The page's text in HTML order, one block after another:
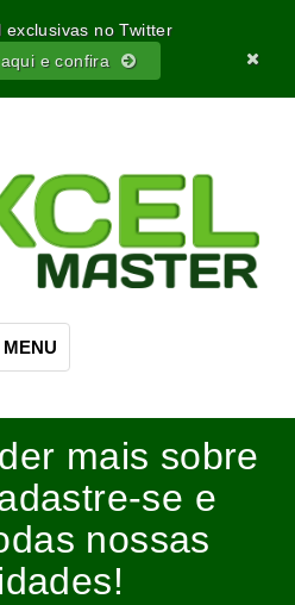
e confira
MENU
mais sobre
se e
nossas